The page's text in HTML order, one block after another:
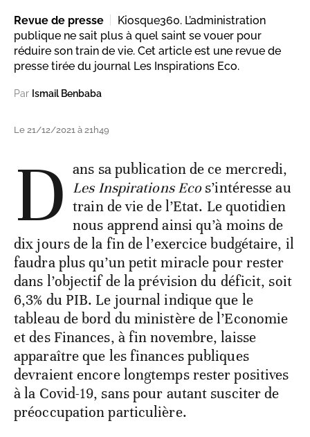
Revue de presse
Kiosque360. L’administration
publique ne sait plus à quel saint se vouer pour
réduire son train de vie. Cet article est une revue de
presse tirée du journal Les Inspirations Eco.
Par Ismail Benbaba
Le 21/12/2021 à 21h49
D ans sa publication de ce mercredi,
Les Inspirations Ecos’intéresse au
train de vie de l’Etat. Le quotidien
nous apprend ainsi qu’à moins de
dix jours de la fin de l’exercice budgétaire, il
faudra plus qu’un petit miracle pour rester
dans l’objectif de la prévision du déficit, soit
6,3% du PIB. Le journal indique que le
tableau de bord du ministère de l’Economie
et des Finances, à fin novembre, laisse
apparaître que les finances publiques
devraient encore longtemps rester positives
à la Covid-19, sans pour autant susciter de
préoccupation particulière.